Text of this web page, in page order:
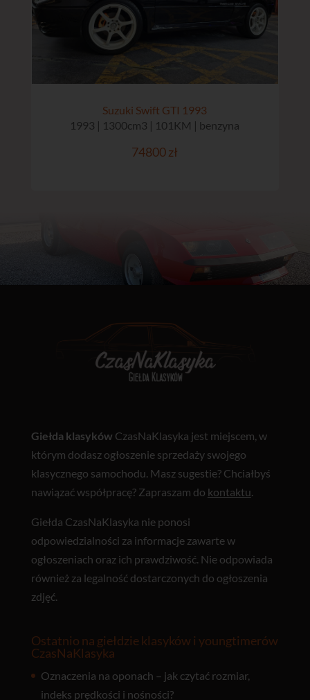
Suzuki Swift GTI 1993
1993 | 1300cm3 | 101KM | benzyna
74800 zł
Giełda klasyków CzasNaKlasyka jest miejscem, w
którym dodasz ogłoszenie sprzedaży swojego
klasycznego samochodu. Masz sugestie? Chciałbyś
nawiązać współpracę? Zapraszam do kontaktu.
Giełda CzasNaKlasyka nie ponosi
odpowiedzialności za informacje zawarte w
ogłoszeniach oraz ich prawdziwość. Nie odpowiada
również za legalność dostarczonych do ogłoszenia
zdjęć.
Ostatnio na giełdzie klasyków i youngtimerów
CzasNaKlasyka
Oznaczenia na oponach – jak czytać rozmiar,
indeks prędkości i nośności?